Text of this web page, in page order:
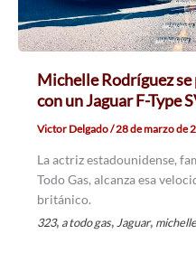
Michelle Rodríguez se
con un Jaguar F-Type
Victor Delgado/28 de marzo de
La actriz estadounidense,
Todo Gas, alcanza esa
británico.
323, a todo gas, Jaguar,